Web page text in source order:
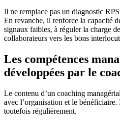
Il ne remplace pas un diagnostic
En revanche, il renforce la capacité
signaux faibles, à réguler la charge
collaborateurs vers les bons
Les compétences
développées par le
Le contenu d’un coaching
avec l’organisation et le
toutefois régulièrement.